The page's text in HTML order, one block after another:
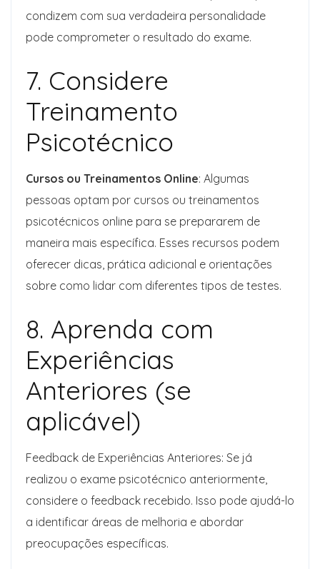
condizem com sua verdadeira personalidade
pode comprometer o resultado do exame.
7. Considere
Treinamento
Psicotécnico
Cursos ou Treinamentos Online: Algumas
pessoas optam por cursos ou treinamentos
psicotécnicos online para se prepararem de
maneira mais específica. Esses recursos podem
oferecer dicas, prática adicional e orientações
sobre como lidar com diferentes tipos de testes.
8. Aprenda com
Experiências
Anteriores (se
aplicável)
Feedback de Experiências Anteriores: Se já
realizou o exame psicotécnico anteriormente,
considere o feedback recebido. Isso pode ajudá-lo
a identificar áreas de melhoria e abordar
preocupações específicas.